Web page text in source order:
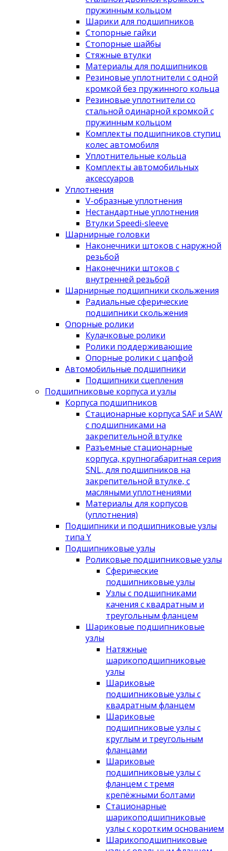
пружинным кольцом
Шарики для подшипников
Стопорные гайки
Стопорные шайбы
Стяжные втулки
Материалы для подшипников
Резиновые уплотнители с одной
кромкой без пружинного кольца
Резиновые уплотнители со
стальной одинарной кромкой с
пружинным кольцом
Комплекты подшипников ступиц
колес автомобиля
Уплотнительные кольца
Комплекты автомобильных
аксессуаров
Уплотнения
V-образные уплотнения
Нестандартные уплотнения
Втулки Speedi-sleeve
Шарнирные головки
Наконечники штоков с наружной
резьбой
Наконечники штоков с
внутренней резьбой
Шарнирные подшипники скольжения
Радиальные сферические
подшипники скольжения
Опорные ролики
Кулачковые ролики
Ролики поддерживающие
Опорные ролики с цапфой
Автомобильные подшипники
Подшипники сцепления
Подшипниковые корпуса и узлы
Корпуса подшипников
Стационарные корпуса SAF и SAW
с подшипниками на
закрепительной втулке
Разъемные стационарные
корпуса, крупногабаритная серия
SNL, для подшипников на
закрепительной втулке, с
масляными уплотнениями
Материалы для корпусов
(уплотнения)
Подшипники и подшипниковые узлы
типа Y
Подшипниковые узлы
Роликовые подшипниковые узлы
Сферические
подшипниковые узлы
Узлы с подшипниками
качения с квадратным и
треугольным фланцем
Шариковые подшипниковые
узлы
Натяжные
шарикоподшипниковые
узлы
Шариковые
подшипниковые узлы с
квадратным фланцем
Шариковые
подшипниковые узлы с
круглым и треугольным
фланцами
Шариковые
подшипниковые узлы с
фланцем с тремя
крепёжными болтами
Стационарные
шарикоподшипниковые
узлы с коротким основанием
Шарикоподшипниковые